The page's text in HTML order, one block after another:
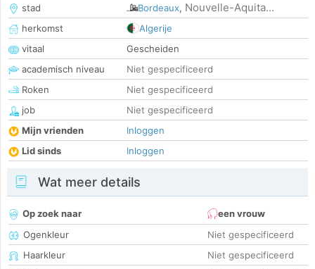
stad
Bordeaux, Nouvelle-Aquita...
herkomst
Algerije
vitaal
Gescheiden
academisch niveau
Niet gespecificeerd
Roken
Niet gespecificeerd
job
Niet gespecificeerd
Mijn vrienden
Inloggen
Lid sinds
Inloggen
Wat meer details
Op zoek naar
een vrouw
Ogenkleur
Niet gespecificeerd
Haarkleur
Niet gespecificeerd